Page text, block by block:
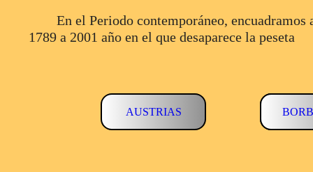
En el Periodo contemporáneo, encuadramos
1789 a 2001 año en el que desaparece la peseta
AUSTRIAS